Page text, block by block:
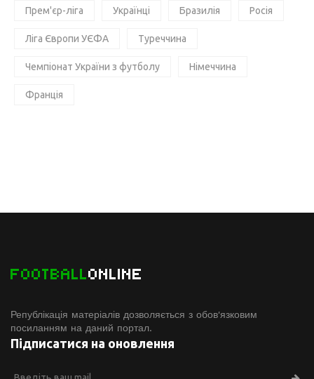
Прем'єр-ліга Українці Бразилія Росія
Ліга Європи УЄФА Туреччина
Чемпіонат України з футболу Німеччина
Франція
FOOTBALLONLINE
Републікація матеріалів дозволяється з обов'язковим
посиланням на даний портал.
Підписатися на оновлення